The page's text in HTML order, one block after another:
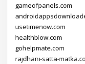
gameofpanels.com
usetimenow.com
healthblow.com
gohelpmate.com
rajdhani-satta-